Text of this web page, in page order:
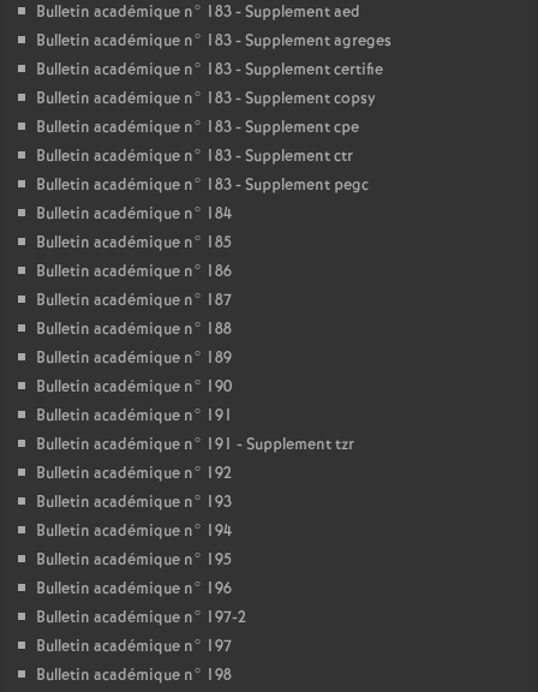
Bulletin académique n° 183 - Supplement aed
Bulletin académique n° 183 - Supplement agreges
Bulletin académique n° 183 - Supplement certifie
Bulletin académique n° 183 - Supplement copsy
Bulletin académique n° 183 - Supplement cpe
Bulletin académique n° 183 - Supplement ctr
Bulletin académique n° 183 - Supplement pegc
Bulletin académique n° 184
Bulletin académique n° 185
Bulletin académique n° 186
Bulletin académique n° 187
Bulletin académique n° 188
Bulletin académique n° 189
Bulletin académique n° 190
Bulletin académique n° 191
Bulletin académique n° 191 - Supplement tzr
Bulletin académique n° 192
Bulletin académique n° 193
Bulletin académique n° 194
Bulletin académique n° 195
Bulletin académique n° 196
Bulletin académique n° 197-2
Bulletin académique n° 197
Bulletin académique n° 198